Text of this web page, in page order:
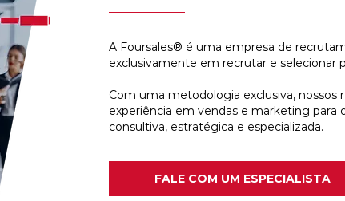
A Foursales® é uma empresa de
exclusivamente em recrutar e selecionar
Com uma metodologia exclusiva,
experiência em vendas e marketing
consultiva, estratégica e especializada.
FALE COM UM ESPECIALISTA